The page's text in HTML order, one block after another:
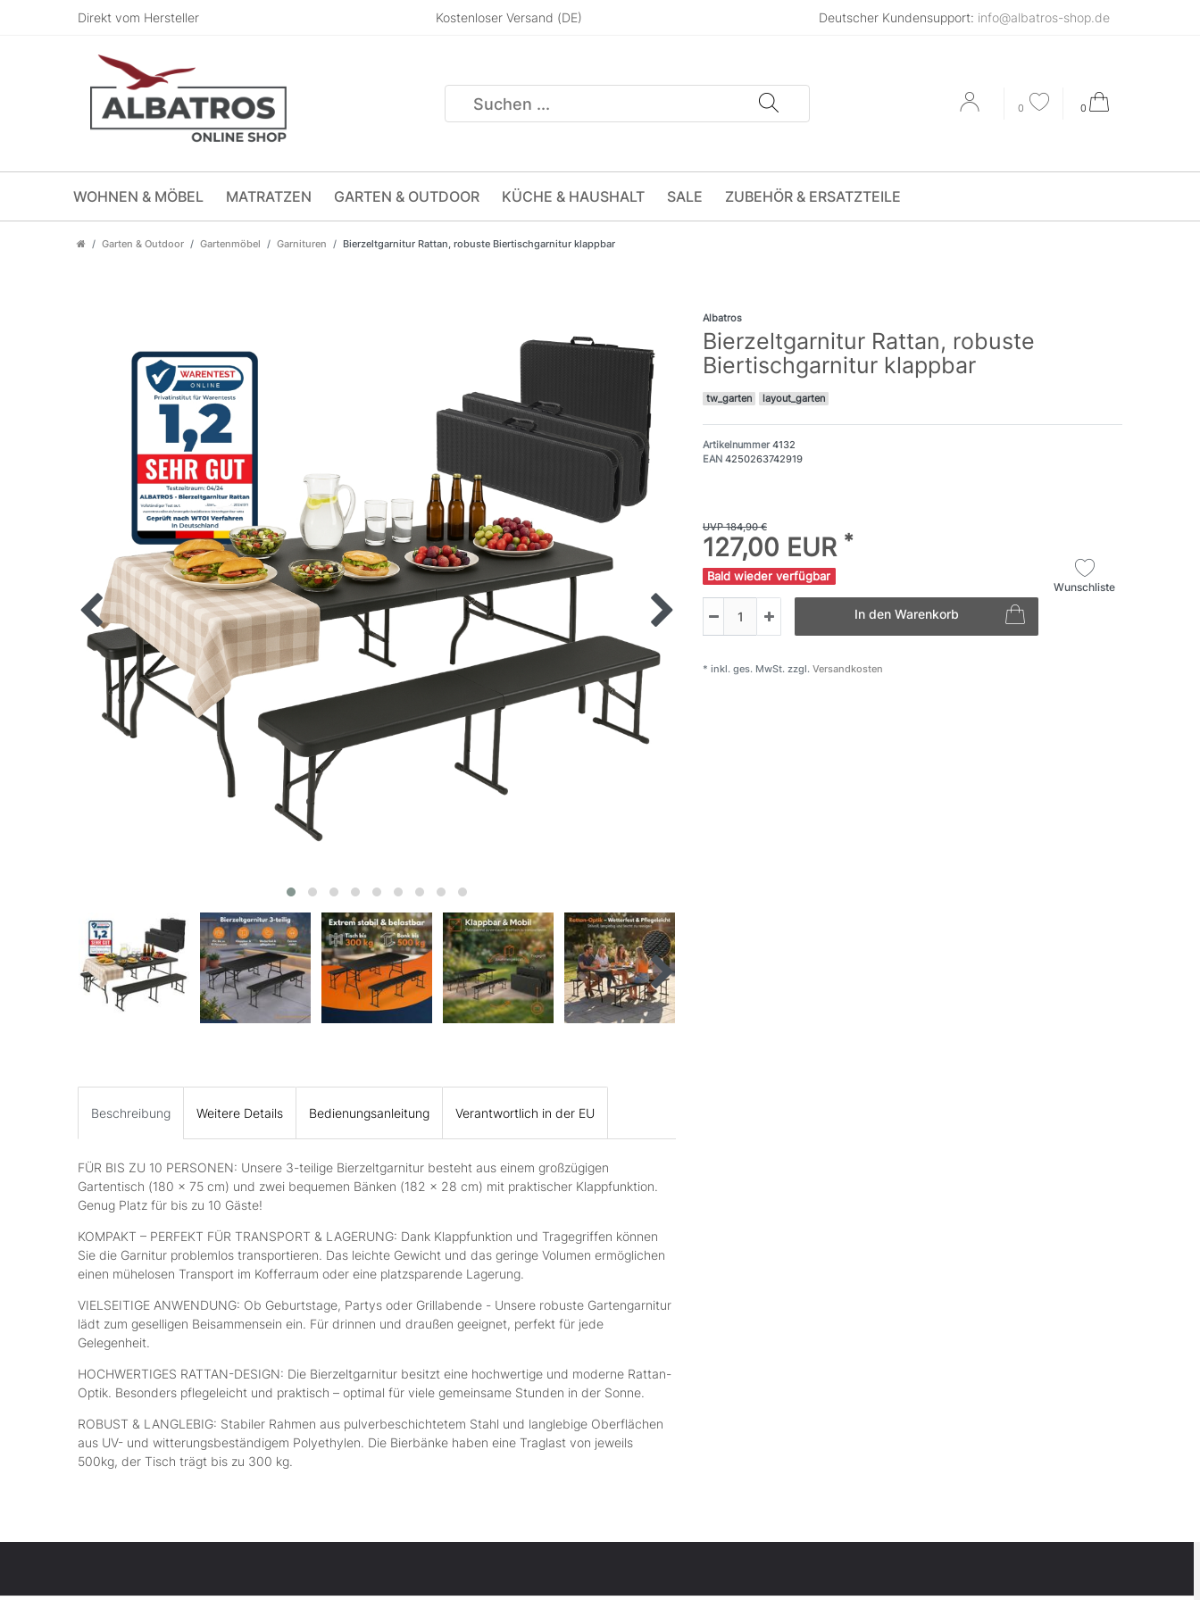
Direkt vom Hersteller Kostenloser Versand (DE) Deutscher Kundensupport: info@albatros-shop.de
0 0
WOHNEN & MÖBEL MATRATZEN GARTEN & OUTDOOR KÜCHE & HAUSHALT SALE ZUBEHÖR & ERSATZTEILE
Garten & Outdoor Gartenmöbel Garnituren Bierzeltgarnitur Rattan, robuste Biertischgarnitur klappbar
Albatros
Bierzeltgarnitur Rattan, robuste
Biertischgarnitur klappbar
tw_garten layout_garten
Artikelnummer4132
EAN 4250263742919
UVP 184,90 €
127,00 EUR *
Bald wieder verfügbar
In den Warenkorb
Wunschliste
* inkl. ges. MwSt. zzgl. Versandkosten
Beschreibung Weitere Details Bedienungsanleitung Verantwortlich in der EU
FÜR BIS ZU 10 PERSONEN: Unsere 3-teilige Bierzeltgarnitur besteht aus einem großzügigen
Gartentisch (180 x 75 cm) und zwei bequemen Bänken (182 x 28 cm) mit praktischer Klappfunktion.
Genug Platz für bis zu 10 Gäste!
KOMPAKT – PERFEKT FÜR TRANSPORT & LAGERUNG: Dank Klappfunktion und Tragegriffen können
Sie die Garnitur problemlos transportieren. Das leichte Gewicht und das geringe Volumen ermöglichen
einen mühelosen Transport im Kofferraum oder eine platzsparende Lagerung.
VIELSEITIGE ANWENDUNG: Ob Geburtstage, Partys oder Grillabende - Unsere robuste Gartengarnitur
lädt zum geselligen Beisammensein ein. Für drinnen und draußen geeignet, perfekt für jede
Gelegenheit.
HOCHWERTIGES RATTAN-DESIGN: Die Bierzeltgarnitur besitzt eine hochwertige und moderne Rattan-
Optik. Besonders pflegeleicht und praktisch – optimal für viele gemeinsame Stunden in der Sonne.
ROBUST & LANGLEBIG: Stabiler Rahmen aus pulverbeschichtetem Stahl und langlebige Oberflächen
aus UV- und witterungsbeständigem Polyethylen. Die Bierbänke haben eine Traglast von jeweils
500kg, der Tisch trägt bis zu 300 kg.